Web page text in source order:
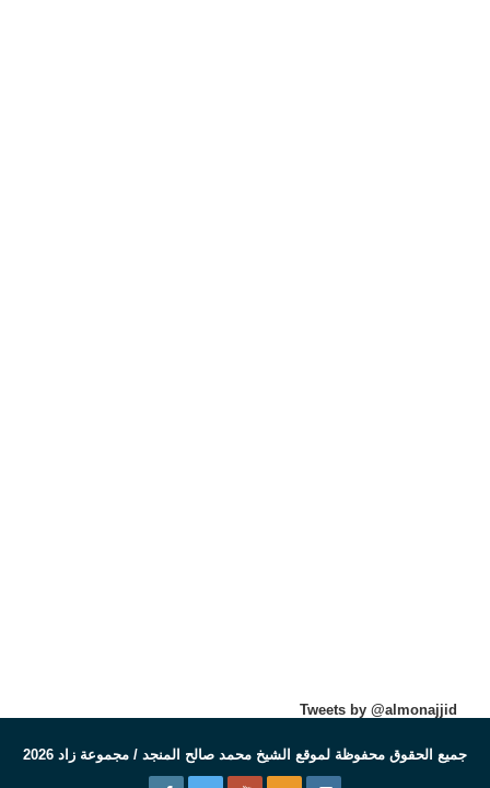
Tweets by @almonajjid
جميع الحقوق محفوظة لموقع الشيخ محمد صالح المنجد / مجموعة زاد 2026